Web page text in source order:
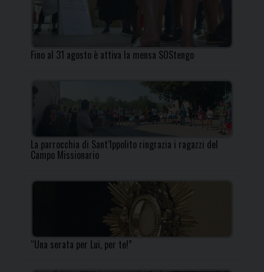
Fino al 31 agosto è attiva la mensa SOStengo
La parrocchia di Sant’Ippolito ringrazia i ragazzi del
Campo Missionario
“Una serata per Lui, per te!”